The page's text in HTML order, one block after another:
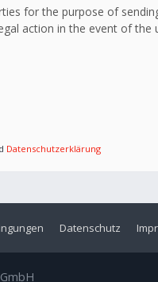
for the purpose of
action in the event of
Datenschutzerklärung
Datenschutz